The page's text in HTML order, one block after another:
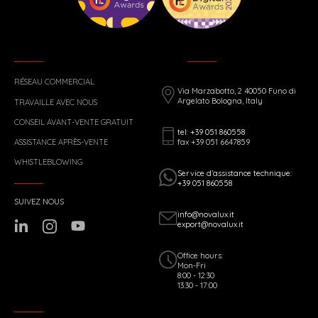
RÉSEAU COMMERCIAL
TRAVAILLE AVEC NOUS
CONSEIL AVANT-VENTE GRATUIT
ASSISTANCE APRÈS-VENTE
WHISTLEBLOWING
Via Marzabotto, 2 40050 Funo di
Argelato Bologna, Italy
tel: +39 051 860558
fax +39 051 6647859
Service d’assistance technique:
+39 051 860558
info@novalux.it
export@novalux.it
Office hours:
Mon-Fri
8:00 - 12:30
13:30 - 17:00
SUIVEZ NOUS